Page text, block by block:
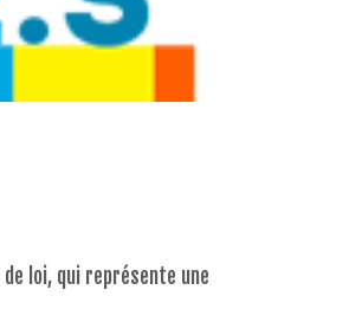
loi, qui représente une